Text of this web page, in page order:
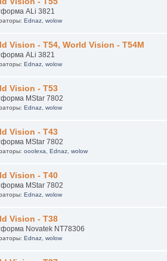
Ednaz ,wolow
Vision - Т55
Ednaz ,wolow
Vision - Т54, World Vision - Т54М
Ednaz ,wolow
Vision - Т53
Ednaz ,wolow
Vision - Т43
ooolexa,Ednaz
Vision - T40
Ednaz ,wolow
Vision - Т38